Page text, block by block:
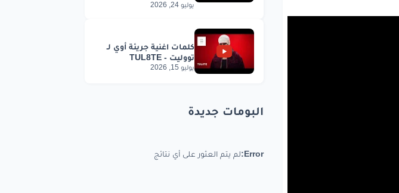
يوليو 24, 2026
يوليو 15, 2026
البومات جديدة
Error: لم يتم العثور على أي نتائج